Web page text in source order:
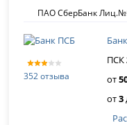
ПАО СберБанк
352 отзыва
ПСК
от
от3